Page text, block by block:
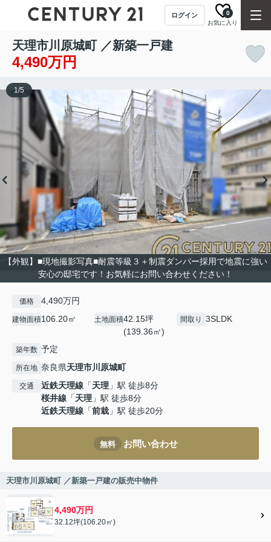
ログイン
お気に入り
0
天理市川原城町 ／新築一戸建
4,490万円
【外観】■現地撮影写真■耐震等級３＋制震ダンパー採用で地震に強い
安心の邸宅です！お気軽にお問い合わせください！
1/5
価格 4,490万円
建物面積106.20㎡ 土地面積42.15坪
(139.36㎡)
間取り 3SLDK
築年数 予定
所在地 奈良県天理市川原城町
交通 近鉄天理線 「天理 」駅 徒歩8分
桜井線 「天理 」駅 徒歩8分
近鉄天理線 「前栽 」駅 徒歩20分
無料 お問い合わせ
天理市川原城町 ／新築一戸建の販売中物件
4,490万円
32.12坪(106.20㎡)